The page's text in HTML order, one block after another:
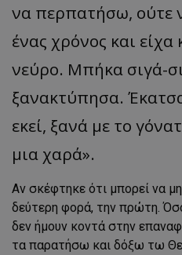
να περπατήσω, ούτε
ένας χρόνος και
νεύρο. Μπήκα σιγά-
ξανακτύπησα.
εκεί, ξανά με το
μια χαρά».
Αν σκέφτηκε ότι μπορεί να
δεύτερη φορά, την πρώτη.
δεν ήμουν κοντά στην
τα παρατήσω και δόξω τω